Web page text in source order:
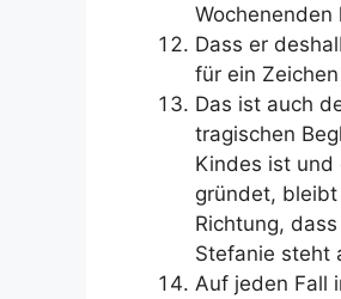
Dass er
für ein
Das ist auch
tragischen
Kindes ist und
gründet, bleibt
Richtung,
Stefanie steht
Auf jeden Fall